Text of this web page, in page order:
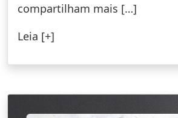
compartilham mais […]
Leia [+]